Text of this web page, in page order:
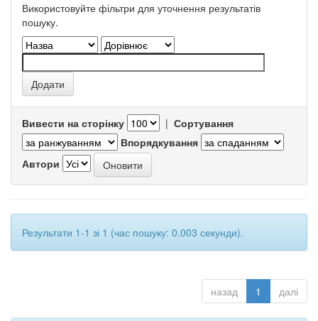
Використовуйте фільтри для уточнення результатів
пошуку.
Вивести на сторінку | Сортування
Впорядкування
Автори
Результати 1-1 зі 1 (час пошуку: 0.003 секунди).
назад 1 далі